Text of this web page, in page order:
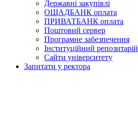
Державні закупівлі
ОЩАДБАНК оплата
ПРИВАТБАНК оплата
Поштовий сервер
Програмне забезпечення
Інституційний репозитарій
Сайти університету
Запитати у ректора